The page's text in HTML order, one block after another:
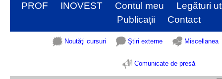
PROF
INOVEST Contul meu
Legături
Publicații
Contact
Noutăţi cursuri Ştiri externe Miscellanea
Comunicate de presă